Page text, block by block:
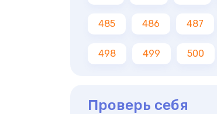
485 486 487
498 499 500
Проверь себя